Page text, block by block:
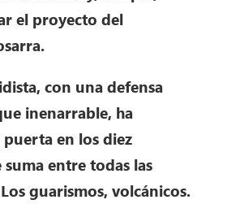
el proyecto del
con una defensa
inenarrable, ha
en los diez
entre todas las
guarismos, volcánicos.